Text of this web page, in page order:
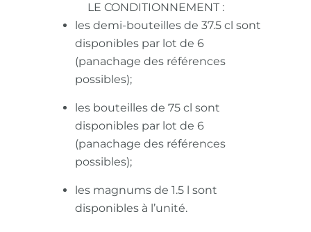
LE CONDITIONNEMENT :
les demi-bouteilles de 37.5 cl sont
disponibles par lot de 6
(panachage des références
possibles);
les bouteilles de 75 cl sont
disponibles par lot de 6
(panachage des références
possibles);
les magnums de 1.5 l sont
disponibles à l’unité.